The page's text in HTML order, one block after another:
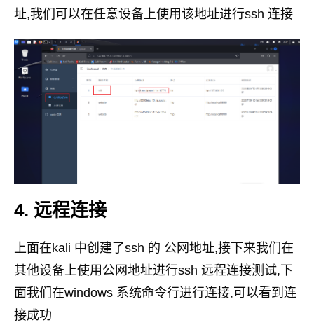
址,我们可以在任意设备上使用该地址进行ssh 连接
4. 远程连接
上面在kali 中创建了ssh 的 公网地址,接下来我们在
其他设备上使用公网地址进行ssh 远程连接测试,下
面我们在windows 系统命令行进行连接,可以看到连
接成功